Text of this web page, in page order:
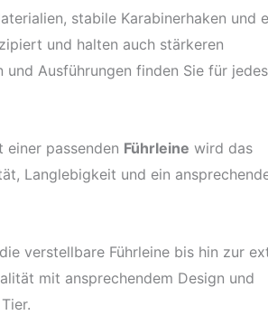
stabile Karabinerhaken und
und halten auch stärkeren
und Ausführungen finden Sie für jedes
passenden Führleine wird das
Langlebigkeit und ein
verstellbare Führleine bis hin zur
mit ansprechendem Design und